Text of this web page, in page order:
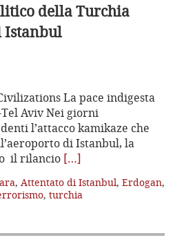
della Turchia
Istanbul
La pace indigesta
Tel Aviv Nei giorni
l’attacco kamikaze che
di Istanbul, la
il rilancio […]
, Attentato di Istanbul, Erdogan,
, turchia